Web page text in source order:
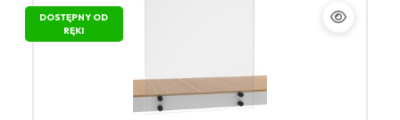
DOSTĘPNY OD
RĘKI